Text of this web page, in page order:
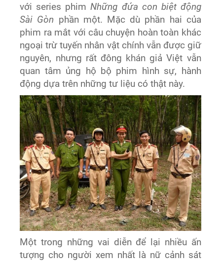
với series phimNhững đứa con biệt động
Sài Gòn phần một. Mặc dù phần hai của
phim ra mắt với câu chuyện hoàn toàn khác
ngoại trừ tuyến nhân vật chính vẫn được giữ
nguyên, nhưng rất đông khán giả Việt vẫn
quan tâm ủng hộ bộ phim hình sự, hành
động dựa trên những tư liệu có thật này.
Một trong những vai diễn để lại nhiều ấn
tượng cho người xem nhất là nữ cảnh sát